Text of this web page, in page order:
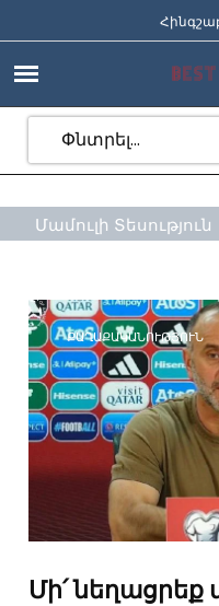
Մամուլի Տեսություն
ՔԱՂԱՔԱԿԱՆՈՒԹՅՈՒՆ
Մի՛